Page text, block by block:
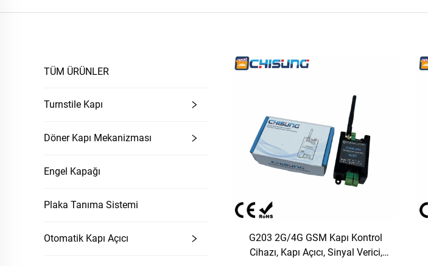
TÜM ÜRÜNLER
Turnstile Kapı
Döner Kapı Mekanizması
Engel Kapağı
Plaka Tanıma Sistemi
Otomatik Kapı Açıcı
G203 2G/4G GSM Kapı Kontrol
Cihazı, Kapı Açıcı, Sinyal Verici,